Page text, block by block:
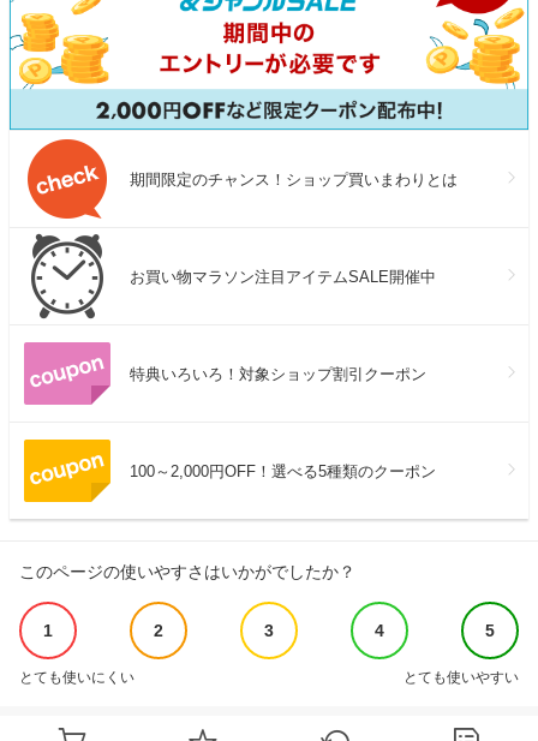
期間限定のチャンス！ショップ買いまわりとは
お買い物マラソン注目アイテムSALE開催中
特典いろいろ！対象ショップ割引クーポン
100～2,000円OFF！選べる5種類のクーポン
このページの使いやすさはいかがでしたか？
1 2 3 4 5
とても使いにくい とても使いやすい